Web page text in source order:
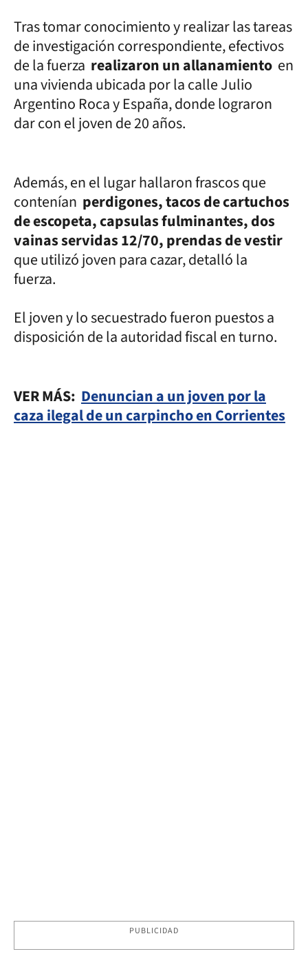
Tras tomar conocimiento y realizar las tareas
de investigación correspondiente, efectivos
de la fuerza realizaron un allanamiento en
una vivienda ubicada por la calle Julio
Argentino Roca y España, donde lograron
dar con el joven de 20 años.
Además, en el lugar hallaron frascos que
contenían perdigones, tacos de cartuchos
de escopeta, capsulas fulminantes, dos
vainas servidas 12/70, prendas de vestir
que utilizó joven para cazar, detalló la
fuerza.
El joven y lo secuestrado fueron puestos a
disposición de la autoridad fiscal en turno.
VER MÁS: Denuncian a un joven por la
caza ilegal de un carpincho en Corrientes
PUBLICIDAD